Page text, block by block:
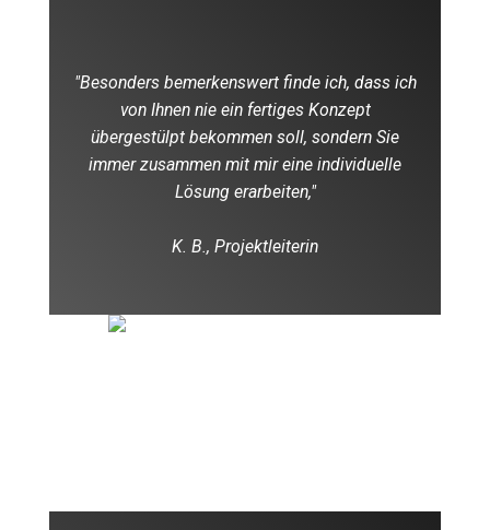
"Besonders bemerkenswert finde ich, dass ich
von Ihnen nie ein fertiges Konzept
übergestülpt bekommen soll, sondern Sie
immer zusammen mit mir eine individuelle
Lösung erarbeiten,"
K. B., Projektleiterin